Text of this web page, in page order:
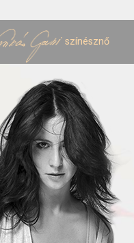
színésznő